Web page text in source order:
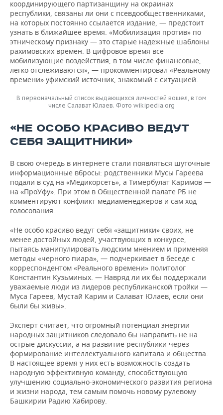
координирующего партизанщину на окраинах
республики, связаны ли они с псевдообщественниками,
на которых постоянно ссылается издание, — предстоит
узнать в ближайшее время. «Мобилизация против» по
этническому признаку — это старые надежные шаблоны
рахимовских времен. В цифровое время все
мобилизующие воздействия, в том числе финансовые,
легко отслеживаются», — прокомментировал «Реальному
времени» уфимский источник, знакомый с ситуацией.
В первоначальный список выдающихся личностей вошел, в том
числе Салават Юлаев. Фото wikipedia.org
«НЕ ОСОБО КРАСИВО ВЕДУТ
СЕБЯ ЗАЩИТНИКИ»
В свою очередь в интернете стали появляться шуточные
информационные вбросы: родственники Мусы Гареева
подали в суд на «Медикорсеть», а Тимербулат Каримов —
на «ПроУфу». При этом в Общественной палате РБ не
комментируют конфликт медиаменеджеров и сам ход
голосования.
«Не особо красиво ведут себя «защитники» своих, не
менее достойных людей, участвующих в конкурсе,
пытаясь манипулировать людским мнением и применяя
методы «черного пиара», — подчеркивает в беседе с
корреспондентом «Реального времени» политолог
Константин Кузьминых. — Навряд ли их бы поддержали
уважаемые люди из лидеров республиканской тройки —
Муса Гареев, Мустай Карим и Салават Юлаев, если они
были бы живы».
Эксперт считает, что огромный потенциал энергии
народных защитников следовало бы направить не на
острые дискуссии, а на развитие республики через
формирование интеллектуального капитала и общества.
В настоящее время у них есть возможность создать
народную эффективную команду, способствующую
улучшению социально-экономического развития региона
и жизни народа, тем самым помочь новому рулевому
Башкирии Радию Хабирову.